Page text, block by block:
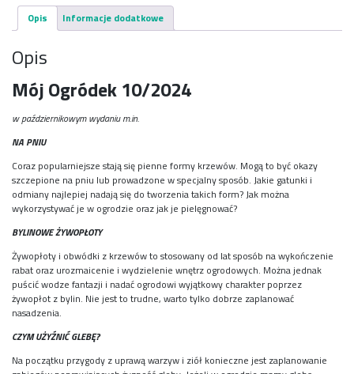
Opis Informacje dodatkowe
Opis
Mój Ogródek 10/2024
w październikowym wydaniu m.in.
NA PNIU
Coraz popularniejsze stają się pienne formy krzewów. Mogą to być okazy
szczepione na pniu lub prowadzone w specjalny sposób. Jakie gatunki i
odmiany najlepiej nadają się do tworzenia takich form? Jak można
wykorzystywać je w ogrodzie oraz jak je pielęgnować?
BYLINOWE ŻYWOPŁOTY
Żywopłoty i obwódki z krzewów to stosowany od lat sposób na wykończenie
rabat oraz urozmaicenie i wydzielenie wnętrz ogrodowych. Można jednak
puścić wodze fantazji i nadać ogrodowi wyjątkowy charakter poprzez
żywopłot z bylin. Nie jest to trudne, warto tylko dobrze zaplanować
nasadzenia.
CZYM UŻYŹNIĆ GLEBĘ?
Na początku przygody z uprawą warzyw i ziół konieczne jest zaplanowanie